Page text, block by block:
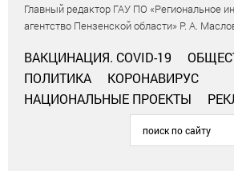
Главный редактор ГАУ ПО «Региональное
агентство Пензенской области» Р. А.
ВАКЦИНАЦИЯ. COVID-19
ПОЛИТИКА
КОРОНАВИРУС
НАЦИОНАЛЬНЫЕ ПРОЕКТЫ